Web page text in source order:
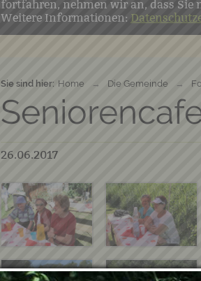
fortfahren, nehmen wir an, dass Sie
Weitere Informationen:
Sie sind hier: Home → Die Gemeinde →
26.06.2017